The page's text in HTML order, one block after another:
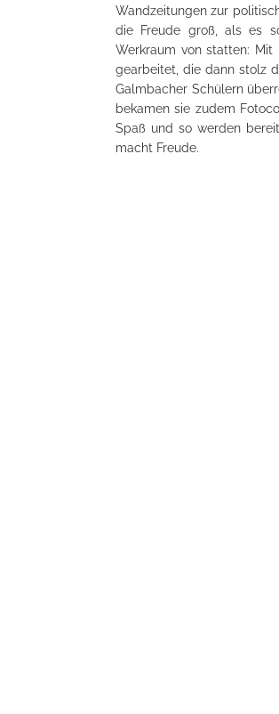
Wandzeitungen zur
die Freude groß, als es
Werkraum von statten: Mit
gearbeitet, die dann stolz
Galmbacher Schülern
bekamen sie zudem
Spaß und so werden
macht Freude.